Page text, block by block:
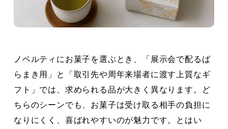
ノベルティにお菓子を選ぶとき、「展示会で配るば
らまき用」と「取引先や周年来場者に渡す上質なギ
フト」では、求められる品が大きく異なります。ど
ちらのシーンでも、お菓子は受け取る相手の負担に
なりにくく、喜ばれやすいのが魅力です。とはい